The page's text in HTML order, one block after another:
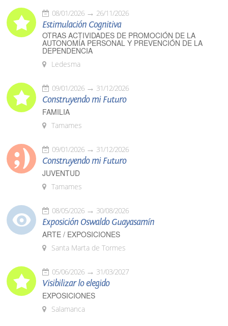
08/01/2026 26/11/2026
Estimulación Cognitiva
OTRAS ACTIVIDADES DE PROMOCIÓN DE LA
AUTONOMÍA PERSONAL Y PREVENCIÓN DE LA
DEPENDENCIA
Ledesma
09/01/2026 31/12/2026
Construyendo mi Futuro
FAMILIA
Tamames
09/01/2026 31/12/2026
Construyendo mi Futuro
JUVENTUD
Tamames
08/05/2026 30/08/2026
Exposición Oswaldo Guayasamín
ARTE / EXPOSICIONES
Santa Marta de Tormes
05/06/2026 31/03/2027
Visibilizar lo elegido
EXPOSICIONES
Salamanca